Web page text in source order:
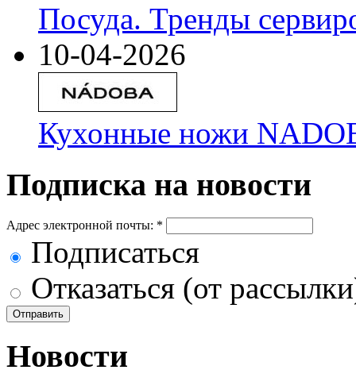
Посуда. Тренды
10-04-2026
Кухонные ножи
Подписка на новости
Адрес электронной почты: *
Подписаться
Отказаться (от
Новости